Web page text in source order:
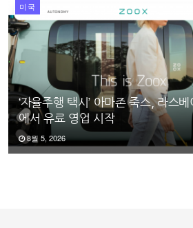
미국
‘자율주행 택시’ 아마존 죽스, 라스
에서 유료 영업 시작
8월 5, 2026